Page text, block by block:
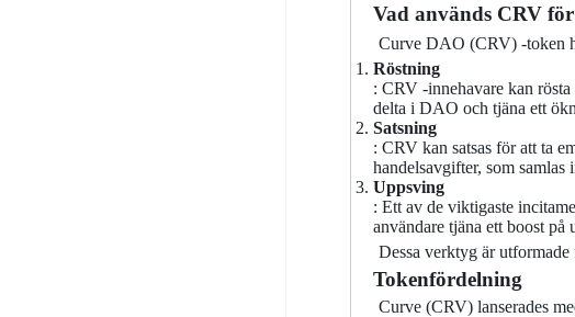
Vad används CRV för
Curve DAO (CRV) -token
Röstning
: CRV -innehavare kan
delta i DAO och tjäna ett
Satsning
: CRV kan satsas för att ta
handelsavgifter, som
Uppsving
: Ett av de viktigaste
användare tjäna ett boost
Dessa verktyg är
Tokenfördelning
Curve (CRV) lanserades